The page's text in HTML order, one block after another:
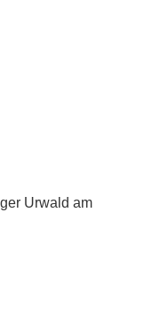
Urwald am